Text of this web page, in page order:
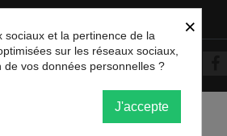
×
sociaux et la pertinence de la
sur les réseaux sociaux,
de vos données personnelles ?
J'accepte